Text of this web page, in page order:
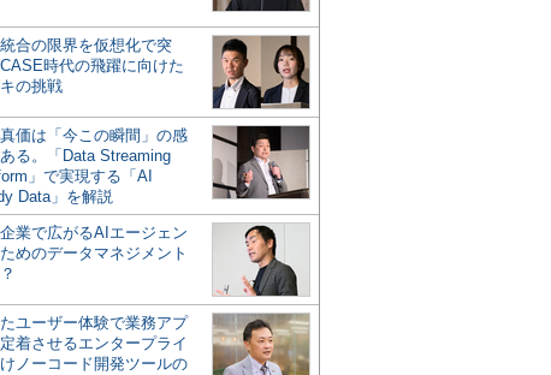
合の限界を仮想化で突
時代の飛躍に向けた
の挑戦
価は「今この瞬間」の感
る。「Data Streaming
」で実現する「AI
Data」を解説
業で広がるAIエージェン
ためのデータマネジメント
ユーザー体験で業務アプ
着させるエンタープライ
ノーコード開発ツールの